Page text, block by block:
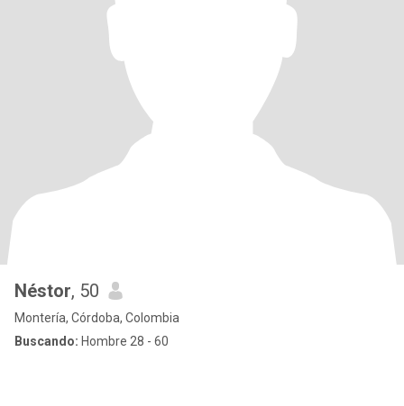
Néstor, 50
Montería, Córdoba, Colombia
Buscando: Hombre 28 - 60